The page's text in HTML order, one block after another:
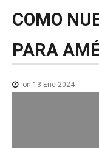
COMO
PARA
on 13 Ene 2024